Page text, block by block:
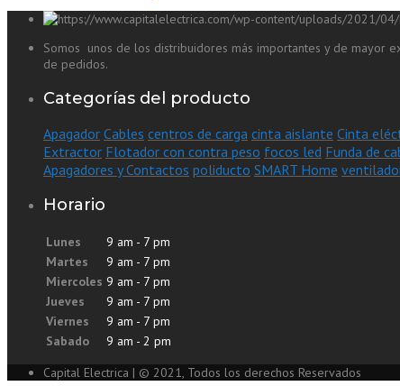
Somos unos de los distribuidores más importantes y de mayor
de pedidos.
Categorías del producto
Apagador Cables centros de carga cinta aislante Cinta
Extractor Flotador con contra peso focos led Funda de
Apagadores y Contactos poliducto SMART Home
Horario
Lunes
9 am - 7 pm
Martes
9 am - 7 pm
Miercoles 9 am - 7 pm
Jueves
9 am - 7 pm
Viernes
9 am - 7 pm
Sabado
9 am - 2 pm
Capital Electrica | © 2021, Todos los derechos Reservados